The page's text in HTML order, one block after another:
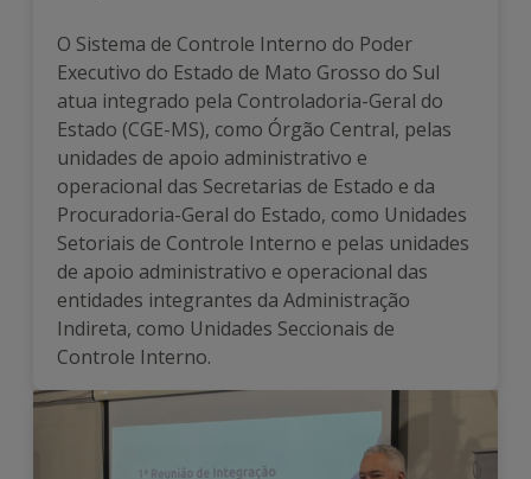
O Sistema de Controle Interno do Poder
Executivo do Estado de Mato Grosso do Sul
atua integrado pela Controladoria-Geral do
Estado (CGE-MS), como Órgão Central, pelas
unidades de apoio administrativo e
operacional das Secretarias de Estado e da
Procuradoria-Geral do Estado, como Unidades
Setoriais de Controle Interno e pelas unidades
de apoio administrativo e operacional das
entidades integrantes da Administração
Indireta, como Unidades Seccionais de
Controle Interno.